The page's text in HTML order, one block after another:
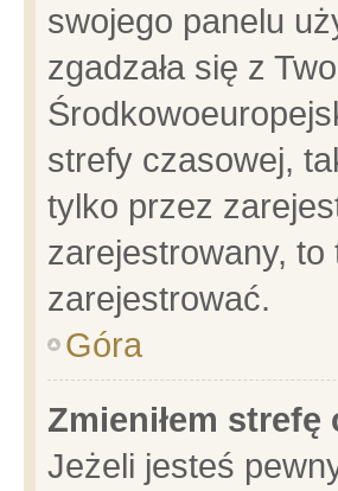
swojego panelu
zgadzała się z
strefy czasowej,
tylko przez
zarejestrowany,
zarejestrować.
Góra
Zmieniłem
Jeżeli jesteś